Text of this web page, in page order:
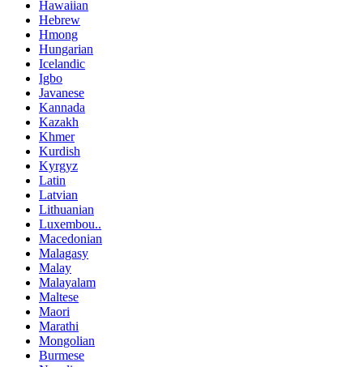
Hawaiian
Hebrew
Hmong
Hungarian
Icelandic
Igbo
Javanese
Kannada
Kazakh
Khmer
Kurdish
Kyrgyz
Latin
Latvian
Lithuanian
Luxembou..
Macedonian
Malagasy
Malay
Malayalam
Maltese
Maori
Marathi
Mongolian
Burmese